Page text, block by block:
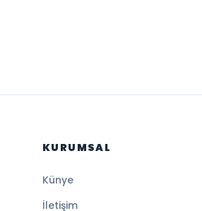
KURUMSAL
Künye
İletişim